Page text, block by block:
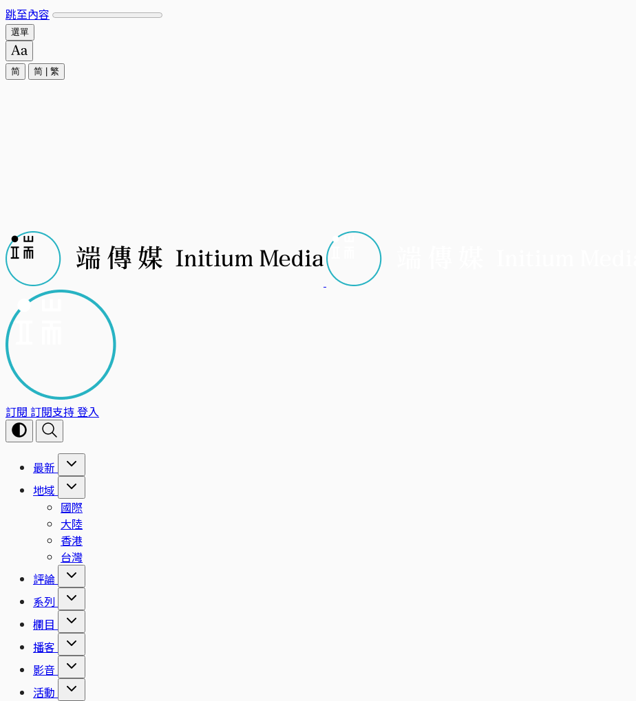
跳至內容
選單
简 简 繁
訂閱 訂閱支持登入
最新
地域
國際
大陸
香港
台灣
評論
系列
欄目
播客
影音
活動